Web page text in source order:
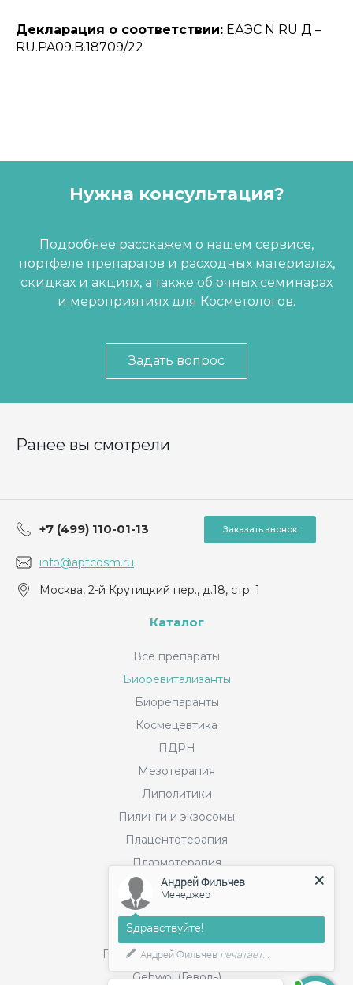
Декларация о соответствии: ЕАЭС N RU Д –
RU.PA09.B.18709/22
Нужна консультация?
Подробнее расскажем о нашем сервисе,
портфеле препаратов и расходных материалах,
скидках и акциях, а также об очных семинарах
и мероприятиях для Косметологов.
Задать вопрос
Ранее вы смотрели
+7 (499) 110-01-13 Заказать звонок
info@aptcosm.ru
Москва, 2-й Крутицкий пер., д.18, стр. 1
Каталог
Все препараты
Биоревитализанты
Биорепаранты
Космецевтика
ПДРН
Мезотерапия
Липолитики
Пилинги и экзосомы
Плацентотерапия
Плазмотерапия
PLLA
Расходные материалы
Филлеры
Питьевой коллаген. БАДы
Gehwol (Геволь)
Андрей Фильчев
Менеджер
Здравствуйте!
Андрей Фильчев печатает...